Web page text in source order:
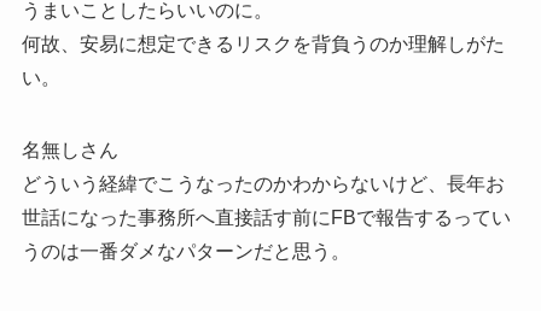
うまいことしたらいいのに。
何故、安易に想定できるリスクを背負うのか理解しがた
い。
名無しさん
どういう経緯でこうなったのかわからないけど、長年お
世話になった事務所へ直接話す前にFBで報告するってい
うのは一番ダメなパターンだと思う。